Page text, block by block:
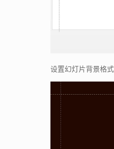
设置幻灯片背景格